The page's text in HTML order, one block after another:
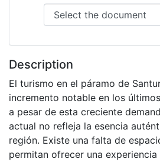
Description
El turismo en el páramo de
incremento notable en los
a pesar de esta creciente
actual no refleja la esencia
región. Existe una falta de
permitan ofrecer una